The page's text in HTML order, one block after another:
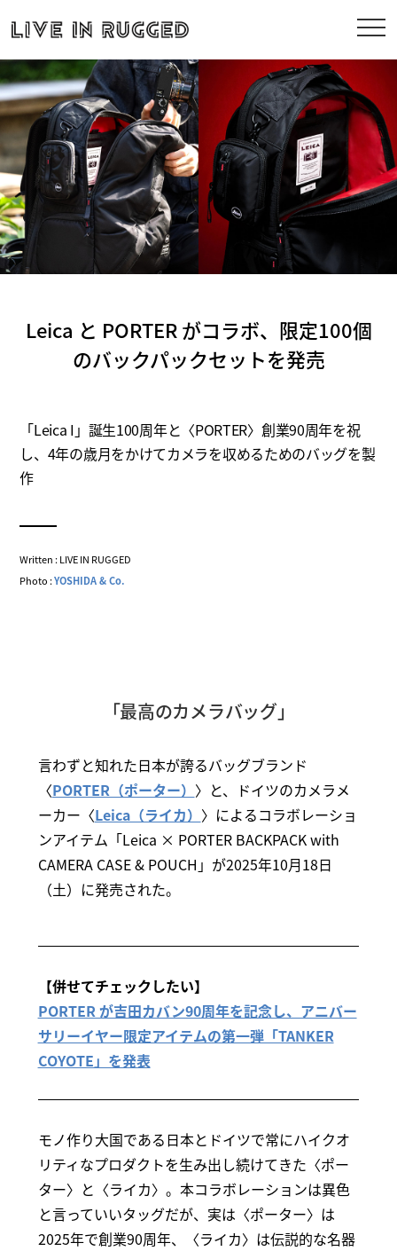
Leica と PORTER がコラボ、限定100個
のバックパックセットを発売
「Leica I」誕生100周年と〈PORTER〉創業90周年を祝
し、4年の歳月をかけてカメラを収めるためのバッグを製
作
Written : LIVE IN RUGGED
Photo :YOSHIDA & Co.
「最高のカメラバッグ」
言わずと知れた日本が誇るバッグブランド
〈PORTER（ポーター） 〉と、ドイツのカメラメ
ーカー〈Leica（ライカ） 〉によるコラボレーショ
ンアイテム「Leica × PORTER BACKPACK with
CAMERA CASE & POUCH」が2025年10月18日
（土）に発売された。
【併せてチェックしたい】
PORTER が吉田カバン90周年を記念し、アニバー
サリーイヤー限定アイテムの第一弾「TANKER
COYOTE」を発表
モノ作り大国である日本とドイツで常にハイクオ
リティなプロダクトを生み出し続けてきた〈ポー
ター〉と〈ライカ〉。本コラボレーションは異色
と言っていいタッグだが、実は〈ポーター〉は
2025年で創業90周年、〈ライカ〉は伝説的な名器